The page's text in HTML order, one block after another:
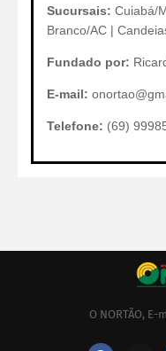
Sucursais: Cuiabá/
Branco/AC |
Fundado por:
E-mail:
Telefone: (69)
O NORTÃO,